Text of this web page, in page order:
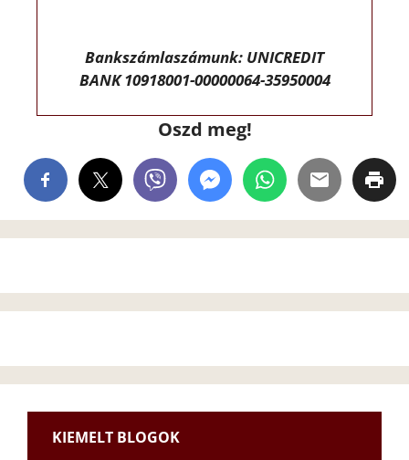
Bankszámlaszámunk: UNICREDIT
BANK 10918001-00000064-35950004
Oszd meg!
KIEMELT BLOGOK